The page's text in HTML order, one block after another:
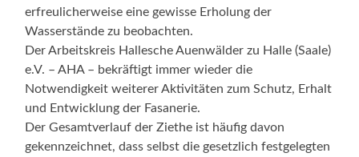
erfreulicherweise eine gewisse Erholung der
Wasserstände zu beobachten.
Der Arbeitskreis Hallesche Auenwälder zu Halle (Saale)
e.V. – AHA – bekräftigt immer wieder die
Notwendigkeit weiterer Aktivitäten zum Schutz, Erhalt
und Entwicklung der Fasanerie.
Der Gesamtverlauf der Ziethe ist häufig davon
gekennzeichnet, dass selbst die gesetzlich festgelegten